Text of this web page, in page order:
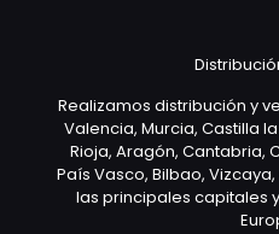
Realizamos distribución y
Valencia, Murcia, Castilla
Rioja, Aragón, Cantabria,
País Vasco, Bilbao,
las principales capitales